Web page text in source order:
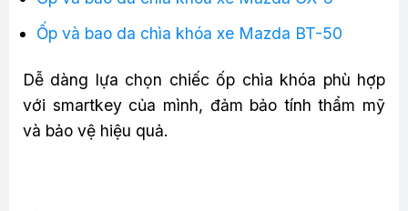
Ốp và bao da chìa khóa xe Mazda BT-50
Dễ dàng lựa chọn chiếc ốp chìa khóa phù hợp
với smartkey của mình, đảm bảo tính thẩm mỹ
và bảo vệ hiệu quả.